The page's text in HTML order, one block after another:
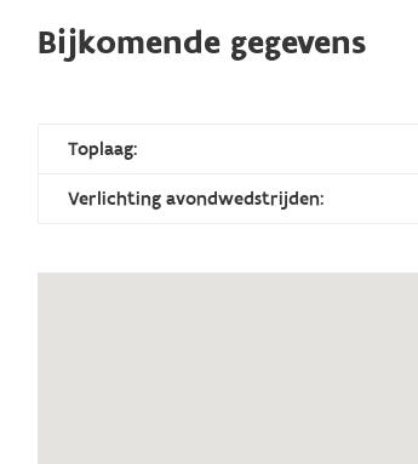
Bijkomende gegevens
Toplaag:
Verlichting avondwedstrijden: